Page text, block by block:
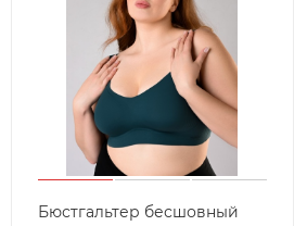
Бюстгальтер бесшовный